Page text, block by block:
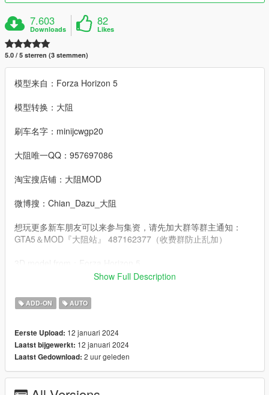
7.603
Downloads
82
Likes
5.0 / 5 sterren (3 stemmen)
模型来自：Forza Horizon 5
模型转换：大阻
刷车名字：minijcwgp20
大阻唯一QQ：957697086
淘宝搜店铺：大阻MOD
微博搜：Chian_Dazu_大阻
想玩更多新车朋友可以来参与集资，请先加大群等群主通知：
GTA5＆MOD『大阻站』 487162377（收费群防止乱加）
dlcpacks：minijcwgp20
Facebook.：https://www.facebook.com/Dazumods
Show Full Description
ADD-ON AUTO
Eerste Upload: 12 januari 2024
Laatst bijgewerkt: 12 januari 2024
Laatst Gedownload: 2 uur geleden